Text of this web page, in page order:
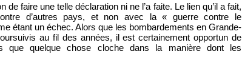
de faire une telle déclaration ni ne l’a faite. Le lien qu’il a fait,
d’autres pays, et non avec la « guerre contre le
étant un échec. Alors que les bombardements en Grande-
au fil des années, il est certainement opportun de
que quelque chose cloche dans la manière dont les